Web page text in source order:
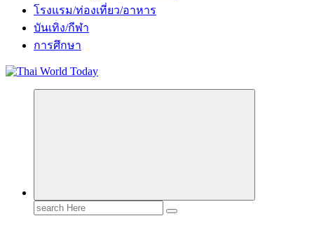
โรงแรม/ท่องเที่ยว/อาหาร
บันเทิง/กีฬา
การศึกษา
Search
for: